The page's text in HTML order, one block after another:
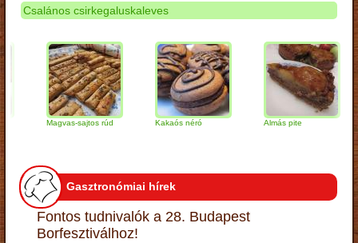
Csalános csirkegaluskaleves
Magvas-sajtos rúd Kakaós néró Almás pite
Gasztronómiai hírek
Fontos tudnivalók a 28. Budapest
Borfesztiválhoz!